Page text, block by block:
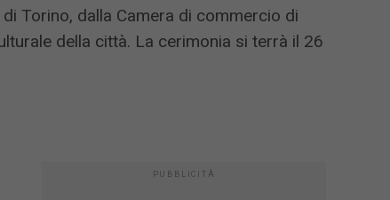
Torino, dalla Camera di commercio di
della città. La cerimonia si terrà il 26
PUBBLICITÀ